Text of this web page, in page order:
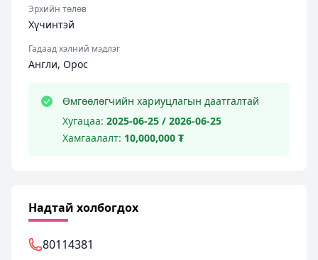
Эрхийн төлөв
Хүчинтэй
Гадаад хэлний мэдлэг
Англи, Орос
Өмгөөлөгчийн хариуцлагын даатгалтай
Хугацаа: 2025-06-25 / 2026-06-25
Хамгаалалт: 10,000,000 ₮
Надтай холбогдох
80114381